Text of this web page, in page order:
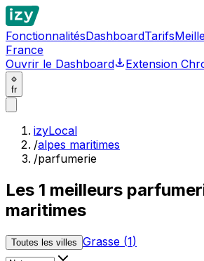
FonctionnalitésDashboardTarifs
France
Ouvrir le Dashboard
Extension
fr
izyLocal
/alpes maritimes
/parfumerie
Les 1 meilleurs
maritimes
Toutes les villes Grasse (1)